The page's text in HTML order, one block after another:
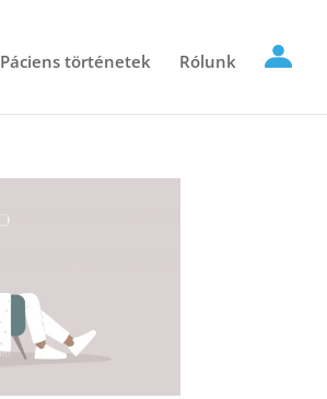
Páciens történetek Rólunk